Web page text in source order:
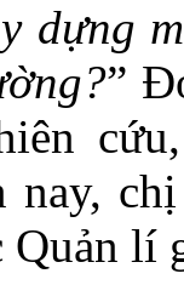
dựng
”
nay,
Quản lí